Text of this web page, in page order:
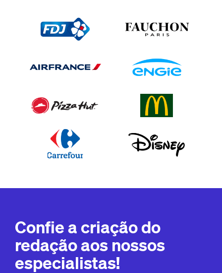
Confie a criação do
redação aos nossos
especialistas!